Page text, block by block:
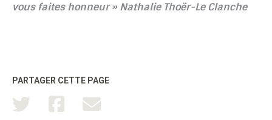
vous faites honneur » Nathalie Thoër-Le Clanche
PARTAGER CETTE PAGE